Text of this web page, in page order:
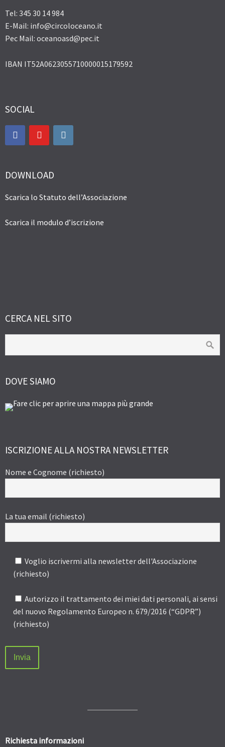
Tel: 345 30 14 984
E-Mail: info@circoloceano.it
Pec Mail: oceanoasd@pec.it
IBAN IT52A0623055710000015179592
SOCIAL
DOWNLOAD
Scarica lo Statuto dell’Associazione
Scarica il modulo d’iscrizione
CERCA NEL SITO
DOVE SIAMO
ISCRIZIONE ALLA NOSTRA NEWSLETTER
Nome e Cognome (richiesto)
La tua email (richiesto)
Voglio iscrivermi alla newsletter dell'Associazione
(richiesto)
Autorizzo il trattamento dei miei dati personali, ai sensi
del nuovo Regolamento Europeo n. 679/2016 (“GDPR”)
(richiesto)
Richiesta informazioni